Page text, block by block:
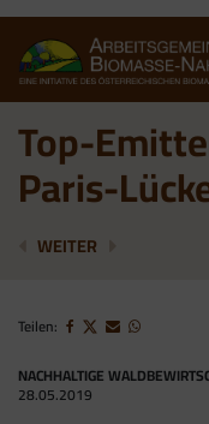
content
Top-
Paris-
DIE
WEITER
Teilen:
NACHHALTIGE
28.05.2019